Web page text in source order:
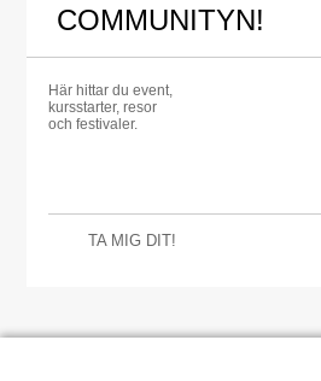
COMMUNITYN!
Här hittar du event,
kursstarter, resor
och festivaler.
TA MIG DIT!